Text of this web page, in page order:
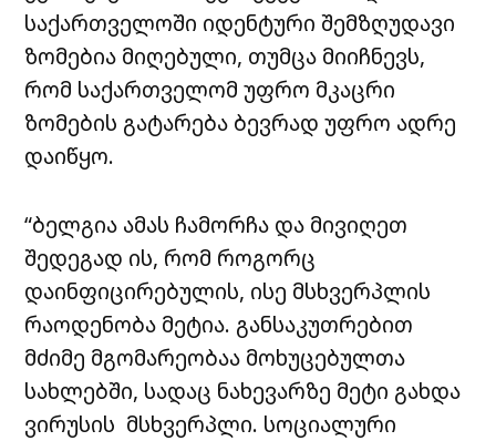
საქართველოში იდენტური შემზღუდავი
ზომებია მიღებული, თუმცა მიიჩნევს,
რომ საქართველომ უფრო მკაცრი
ზომების გატარება ბევრად უფრო ადრე
დაიწყო.
“ბელგია ამას ჩამორჩა და მივიღეთ
შედეგად ის, რომ როგორც
დაინფიცირებულის, ისე მსხვერპლის
რაოდენობა მეტია. განსაკუთრებით
მძიმე მგომარეობაა მოხუცებულთა
სახლებში, სადაც ნახევარზე მეტი გახდა
ვირუსის მსხვერპლი. სოციალური